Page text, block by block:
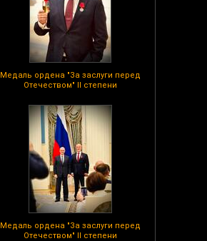
Медаль ордена "За заслуги перед
Отечеством" II степени
Медаль ордена "За заслуги перед
Отечеством" II степени